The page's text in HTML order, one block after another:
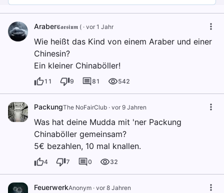
Araber𝕮𝖆𝖊𝖘𝖎𝖚𝖒 ( · vor 1 Jahr
Wie heißt das Kind von einem Araber und einer
Chinesin?
Ein kleiner Chinaböller!
11 9 81 542
PackungThe NoFairClub · vor 9 Jahren
Was hat deine Mudda mit 'ner Packung
Chinaböller gemeinsam?
5€ bezahlen, 10 mal knallen.
4 7 0 32
FeuerwerkAnonym · vor 8 Jahren